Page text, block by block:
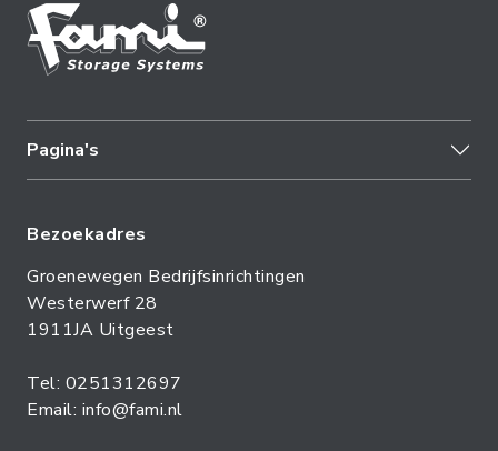
Pagina's
Bezoekadres
Groenewegen Bedrijfsinrichtingen
Westerwerf 28
1911JA Uitgeest
Tel: 0251312697
Email: info@fami.nl